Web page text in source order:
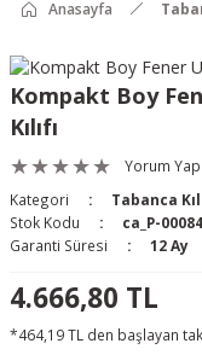
Pro Pantolon
Pantolon
& Kalkanlar
Kılıfları
Anasayfa
Kompakt Boy
Kılıfı
Yorum Yap
Kategori
Tabanca
Stok Kodu
ca_P-
Garanti Süresi
12 Ay
4.666,80 TL
*464,19 TL den başlayan